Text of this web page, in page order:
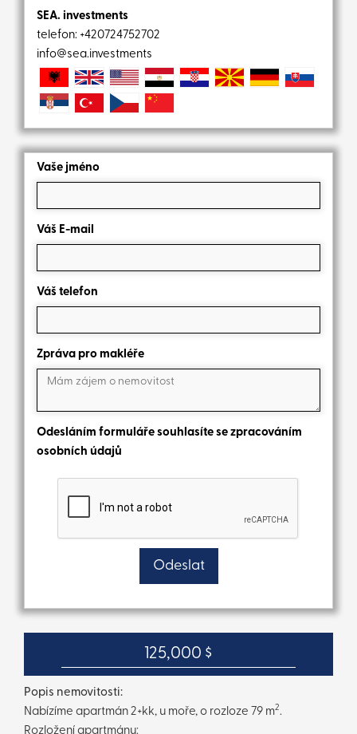
SEA. investments
telefon: +420724752702
info@sea.investments
Vaše jméno
Váš E-mail
Váš telefon
Zpráva pro makléře
Odesláním formuláře souhlasíte se zpracováním
osobních údajů
125,000 $
Popis nemovitosti:
Nabízíme apartmán 2+kk, u moře, o rozloze 79 m2.
Rozložení apartmánu: